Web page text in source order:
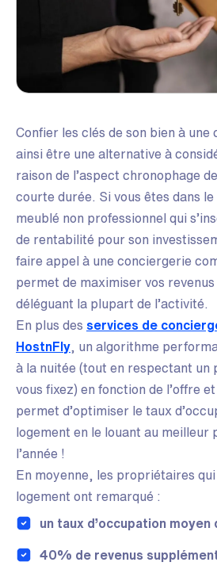
Confier les clés de son bien à
ainsi être une alternative à
raison de l’aspect chronophage
courte durée. Si vous êtes dans le
meublé non professionnel qui
de rentabilité pour son
faire appel à une conciergerie
permet de maximiser vos
déléguant la plupart de l’activité.
En plus des services de
HostnFly , un algorithme
à la nuitée (tout en respectant un
vous fixez) en fonction de l’offre
permet d’optimiser le taux
logement en le louant au meilleur
l’année !
En moyenne, les propriétaires
logement ont remarqué :
un taux d’occupation moyen
40% de revenus